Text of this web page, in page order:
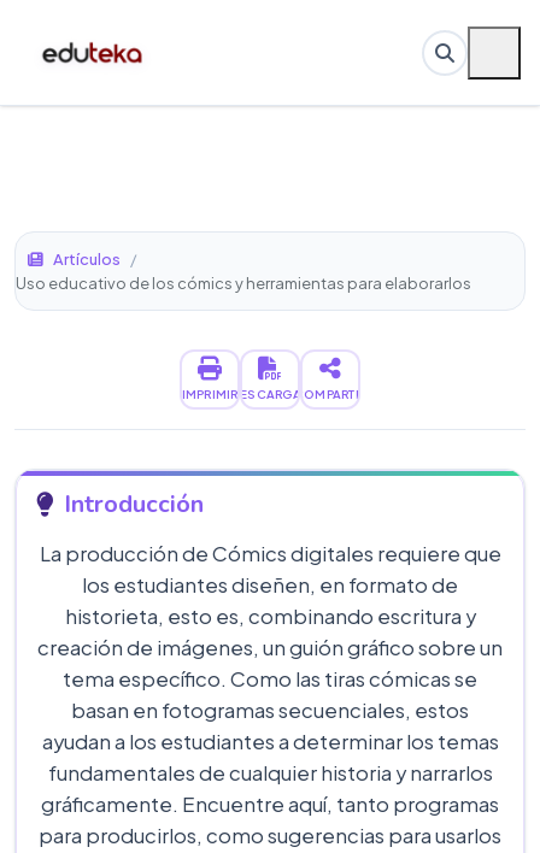
Artículos
/
Uso educativo de los cómics y herramientas para elaborarlos
IMPRIMIRDESCARGARCOMPARTIR
Introducción
La producción de Cómics digitales requiere que
los estudiantes diseñen, en formato de
historieta, esto es, combinando escritura y
creación de imágenes, un guión gráfico sobre un
tema específico. Como las tiras cómicas se
basan en fotogramas secuenciales, estos
ayudan a los estudiantes a determinar los temas
fundamentales de cualquier historia y narrarlos
gráficamente. Encuentre aquí, tanto programas
para producirlos, como sugerencias para usarlos